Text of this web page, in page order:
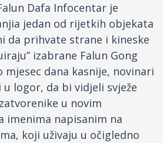
Dafa Infocentar je
jedan od rijetkih objekata
da prihvate strane i kineske
izabrane Falun Gong
dana kasnije, novinari
logor, da bi vidjeli svježe
u novim
imenima napisanim na
koji uživaju u očigledno